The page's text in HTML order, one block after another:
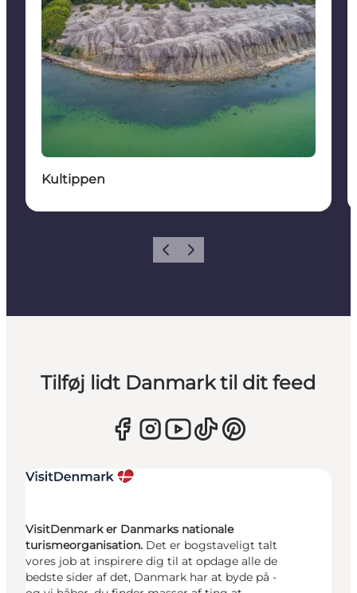
Kultippen
ForrigeNæste
Tilføj lidt Danmark til dit feed
VisitDenmark er Danmarks nationale
turismeorganisation. Det er bogstaveligt talt
vores job at inspirere dig til at opdage alle de
bedste sider af det, Danmark har at byde på -